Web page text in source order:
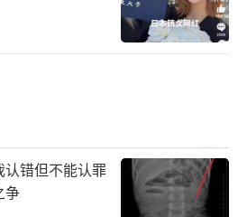
认错但不能认罪
争